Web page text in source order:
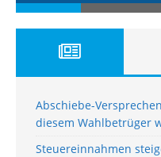
Abschiebe-
diesem Wahlbetrüger
Steuereinnahmen